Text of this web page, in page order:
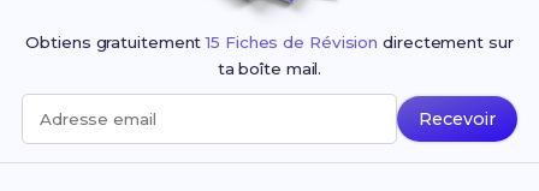
Obtiens gratuitement15 Fiches de Révision directement sur
ta boîte mail.
Adresse email Recevoir